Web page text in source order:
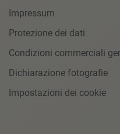
Impressum
Protezione dei dati
Condizioni commerciali
Dichiarazione fotografie
Impostazioni dei cookie